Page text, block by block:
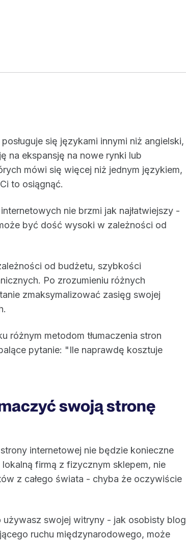
posługuje się językami innymi niż angielski,
na ekspansję na nowe rynki lub
mówi się więcej niż jednym językiem,
to osiągnąć.
nie brzmi jak najłatwiejszy -
być dość wysoki w zależności od
od budżetu, szybkości
Po zrozumieniu różnych
zmaksymalizować zasięg swojej
różnym metodom tłumaczenia stron
pytanie: "Ile naprawdę kosztuje
swoją stronę
internetowej nie będzie konieczne
firmą z fizycznym sklepem, nie
z całego świata - chyba że oczywiście
swojej witryny - jak osobisty blog
ruchu międzynarodowego, może